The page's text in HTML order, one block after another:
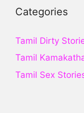
Categories
Tamil Dirty
Tamil
Tamil Sex